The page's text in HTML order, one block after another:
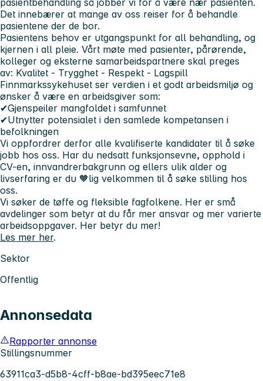
pasientbehandling så jobber vi for å være nær pasienten.
Det innebærer at mange av oss reiser for å behandle
pasientene der de bor.
Pasientens behov er utgangspunkt for all behandling, og
kjernen i all pleie. Vårt møte med pasienter, pårørende,
kolleger og eksterne samarbeidspartnere skal preges
av: Kvalitet - Trygghet - Respekt - Lagspill
Finnmarkssykehuset ser verdien i et godt arbeidsmiljø og
ønsker å være en arbeidsgiver som:
✔Gjenspeiler mangfoldet i samfunnet
✔Utnytter potensialet i den samlede kompetansen i
befolkningen
Vi oppfordrer derfor alle kvalifiserte kandidater til å søke
jobb hos oss. Har du nedsatt funksjonsevne, opphold i
CV-en, innvandrerbakgrunn og ellers ulik alder og
livserfaring er du 🧡lig velkommen til å søke stilling hos
oss.
Vi søker de tøffe og fleksible fagfolkene. Her er små
avdelinger som betyr at du får mer ansvar og mer varierte
arbeidsoppgaver. Her betyr du mer!
Les mer her.
Sektor
Offentlig
Annonsedata
Rapporter annonse
Stillingsnummer
63911ca3-d5b8-4cff-b8ae-bd395eec71e8